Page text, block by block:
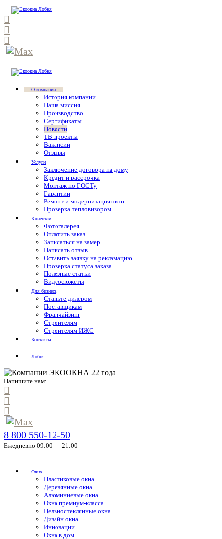
О компании
История компании
Наша миссия
Производство
Сертификаты
Новости
ТВ-проекты
Вакансии
Отзывы
Услуги
Заключение договора на дому
Кредит и рассрочка
Монтаж по ГОСТу
Гарантии
Ремонт и модернизация окон
Проверка тепловизором
Клиентам
Фотогалерея
Оплатить заказ
Записаться на замер
Написать отзыв
Оставить заявку на рекламацию
Проверка статуса заказа
Полезные статьи
Видеосюжеты
Для бизнеса
Станьте дилером
Поставщикам
Франчайзинг
Строителям
Строителям ИЖС
Контакты
Лобня
Напишите нам:
8 800 550-12-50
Ежедневно 09:00 — 21:00
Окна
Пластиковые окна
Деревянные окна
Алюминиевые окна
Окна премиум-класса
Цельностеклянные окна
Дизайн окна
Инновации
Окна в дом